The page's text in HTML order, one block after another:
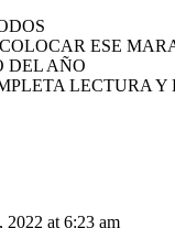
ESE
DEL AÑO
LECTURA
2022 at 6:23 am